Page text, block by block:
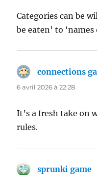
Categories can be
be eaten’ to
connections
6 avril 2026 à 22:28
It’s a fresh take on
rules.
sprunki game